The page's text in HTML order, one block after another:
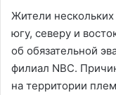
Жители
югу, северу и
об обязательной
филиал NBC.
на территории